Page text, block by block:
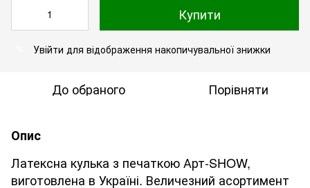
Купити
Увійти для відображення накопичувальної знижки
До обраного Порівняти
Опис
Латексна кулька з печаткою Арт-SHOW,
виготовлена ​​в Україні. Величезний асортимент